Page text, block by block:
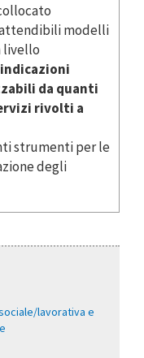
modelli
livello
da quanti
rivolti a
strumenti per le
degli
lavorativa e